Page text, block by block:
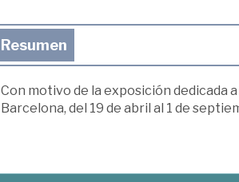
Resumen
Con motivo de la exposición dedicada
Barcelona, del 19 de abril al 1 de